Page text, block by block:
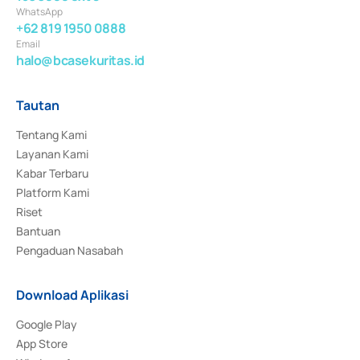
WhatsApp
+62 819 1950 0888
Email
halo@bcasekuritas.id
Tautan
Tentang Kami
Layanan Kami
Kabar Terbaru
Platform Kami
Riset
Bantuan
Pengaduan Nasabah
Download Aplikasi
Google Play
App Store